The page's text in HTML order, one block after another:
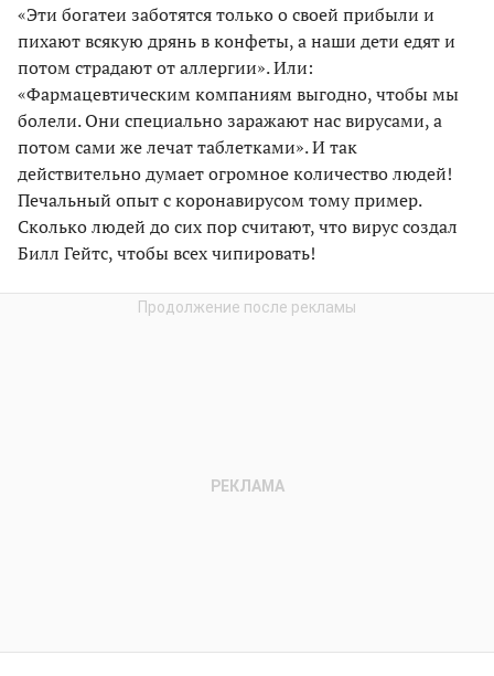
«Эти богатеи заботятся только о своей прибыли и
пихают всякую дрянь в конфеты, а наши дети едят и
потом страдают от аллергии». Или:
«Фармацевтическим компаниям выгодно, чтобы мы
болели. Они специально заражают нас вирусами, а
потом сами же лечат таблетками». И так
действительно думает огромное количество людей!
Печальный опыт с коронавирусом тому пример.
Сколько людей до сих пор считают, что вирус создал
Билл Гейтс, чтобы всех чипировать!